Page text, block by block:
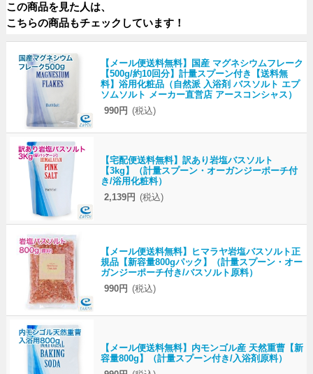
この商品を見た人は、
こちらの商品もチェックしています！
【メール便送料無料】国産 マグネシウムフレーク
【500g/約10回分】計量スプーン付き【送料無
料】浴用化粧品（自然派 入浴剤 バスソルト エプ
ソムソルト メーカー直営店 アースコンシャス）
990円 (税込)
【宅配便送料無料】訳あり岩塩バスソルト
【3kg】（計量スプーン・オーガンジーポーチ付
き/浴用化粧料）
2,139円 (税込)
【メール便送料無料】ヒマラヤ岩塩バスソルト正
規品【新容量800gパック】（計量スプーン・オー
ガンジーポーチ付き/バスソルト原料）
990円 (税込)
【メール便送料無料】内モンゴル産 天然重曹【新
容量800g】（計量スプーン付き/入浴剤原料）